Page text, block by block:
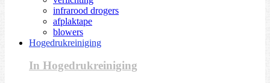
infrarood drogers
afplaktape
blowers
Hogedrukreiniging
In Hogedrukreiniging